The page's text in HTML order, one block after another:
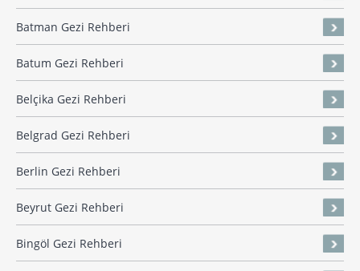
Batman Gezi Rehberi
Batum Gezi Rehberi
Belçika Gezi Rehberi
Belgrad Gezi Rehberi
Berlin Gezi Rehberi
Beyrut Gezi Rehberi
Bingöl Gezi Rehberi